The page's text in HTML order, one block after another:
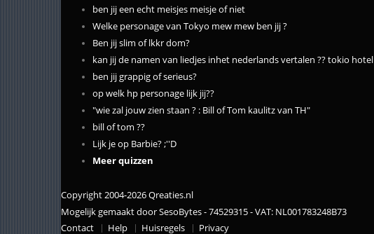
ben jij een echt meisjes meisje of niet
Welke personage van Tokyo mew mew ben jij ?
Ben jij slim of lkkr dom?
kan jij de namen van liedjes inhet nederlands vertalen ?? tokio hotel
ben jij grappig of serieus?
op welk hp personage lijk jij??
"wie zal jouw zien staan ? : Bill of Tom kaulitz van TH"
bill of tom ??
Lijk je op Barbie? ;''D
Meer quizzen
Copyright 2004-2026 Qreaties.nl
Mogelijk gemaakt door SesoBytes - 74529315 - VAT: NL001783248B73
Contact
Help Huisregels Privacy